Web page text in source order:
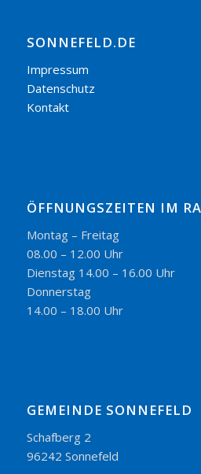
SONNEFELD.DE
Impressum
Datenschutz
Kontakt
ÖFFNUNGSZEITEN IM
Montag – Freitag
08.00 – 12.00 Uhr
Dienstag 14.00 – 16.00 Uhr
Donnerstag
14.00 – 18.00 Uhr
GEMEINDE SONNEFELD
Schafberg 2
96242 Sonnefeld